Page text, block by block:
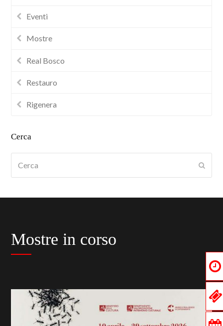
Eventi
Mostre
Real Bosco
Restauro
Rigenera
Cerca
Mostre in corso